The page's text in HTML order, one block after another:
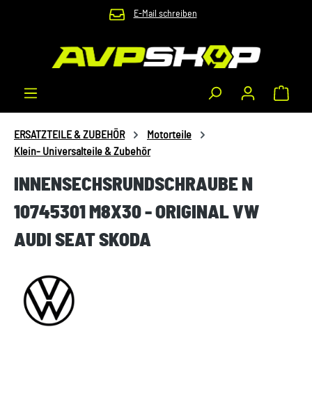
Zum Hauptinhalt springen E-Mail schreiben
ERSATZTEILE & ZUBEHÖR
Motorteile
Klein- Universalteile & Zubehör
INNENSECHSRUNDSCHRAUBE N
10745301 M8X30 - ORIGINAL VW
AUDI SEAT SKODA